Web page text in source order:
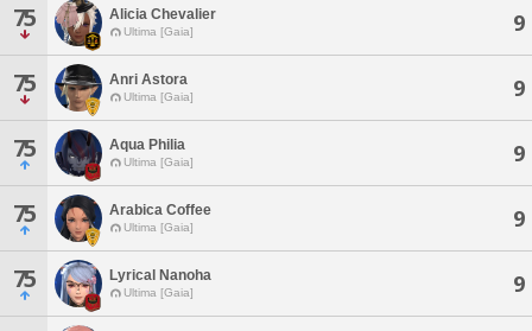
75 Alicia Chevalier
Ultima [Gaia] 9
75 Anri Astora
Ultima [Gaia] 9
75 Aqua Philia
Ultima [Gaia] 9
75 Arabica Coffee
Ultima [Gaia] 9
75 Lyrical Nanoha
Ultima [Gaia] 9